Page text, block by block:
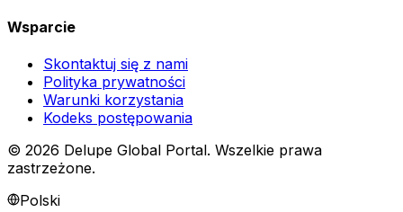
Wsparcie
Skontaktuj się z nami
Polityka prywatności
Warunki korzystania
Kodeks postępowania
© 2026 Delupe Global Portal. Wszelkie prawa
zastrzeżone.
Polski